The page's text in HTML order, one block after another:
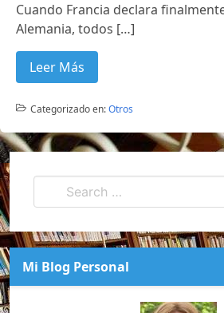
Cuando Francia declara
Alemania, todos […]
Leer Más
Categorizado en:Otros
Mi Blog Personal